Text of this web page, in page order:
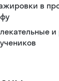
в